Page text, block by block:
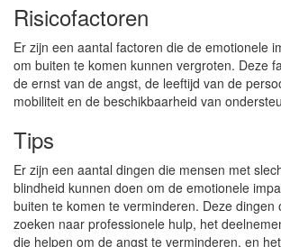
Risicofactoren
Er zijn een aantal factoren die de emotionele
om buiten te komen kunnen vergroten. Deze
de ernst van de angst, de leeftijd van de
mobiliteit en de beschikbaarheid van
Tips
Er zijn een aantal dingen die mensen met
blindheid kunnen doen om de emotionele
buiten te komen te verminderen. Deze dingen
zoeken naar professionele hulp, het
die helpen om de angst te verminderen, en